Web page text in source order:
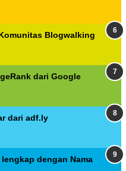
Blogwalking
dari Google
dari adf.ly
lengkap dengan Nama